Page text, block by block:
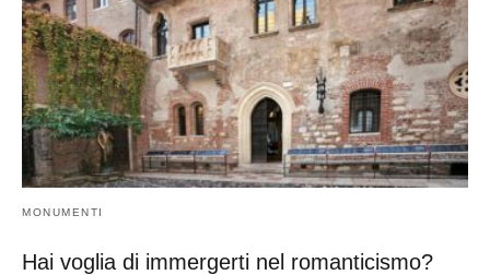
MONUMENTI
Hai voglia di immergerti nel romanticismo?